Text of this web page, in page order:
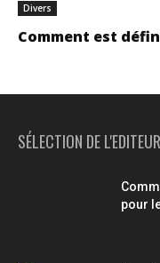
Divers
Comment est
SÉLECTION DE L'EDITEUR
pour